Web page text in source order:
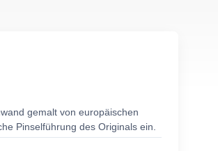
gemalt von europäischen
Pinselführung des Originals ein.